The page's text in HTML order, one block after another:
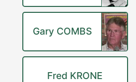
Gary COMBS
Fred KRONE